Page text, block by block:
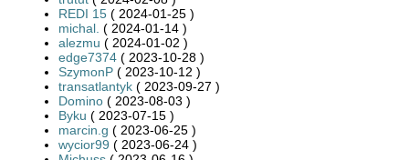
REDI 15 ( 2024-01-25 )
michal. ( 2024-01-14 )
alezmu ( 2024-01-02 )
edge7374 ( 2023-10-28 )
SzymonP ( 2023-10-12 )
transatlantyk ( 2023-09-27 )
Domino ( 2023-08-03 )
Byku ( 2023-07-15 )
marcin.g ( 2023-06-25 )
wycior99 ( 2023-06-24 )